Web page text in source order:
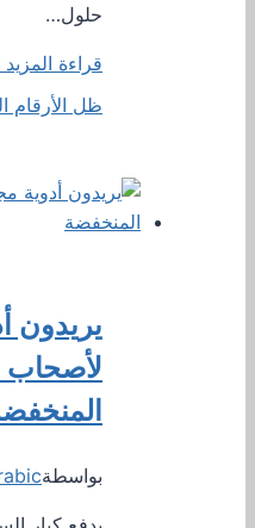
حلول…
قراءة المزيد
ظل الأرقام
يريدون
لأصحاب
بواسطة